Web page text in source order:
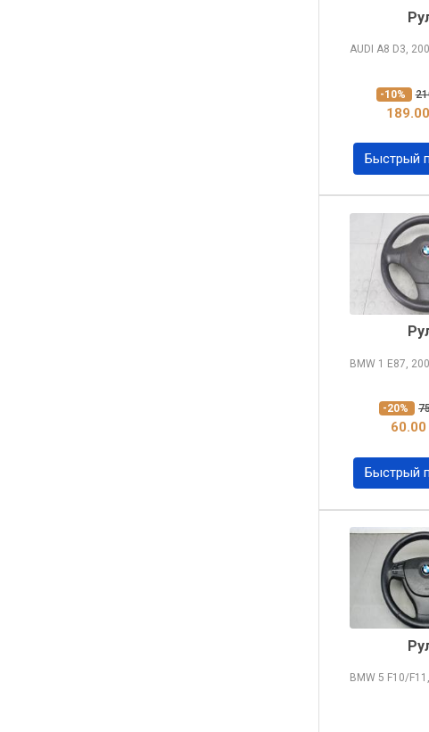
AUDI A8 D3,
-10%
Быстрый
BMW 1 E87,
-20%
60.00
Быстрый
BMW 5 F10/